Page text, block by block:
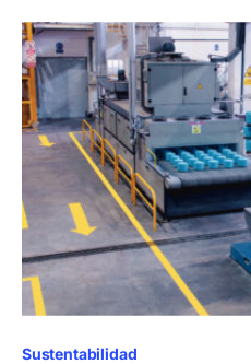
Sustentabilidad